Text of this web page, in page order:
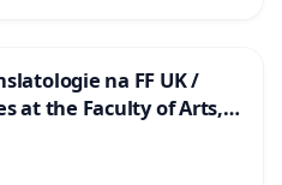
na FF UK /
at the Faculty of Arts,